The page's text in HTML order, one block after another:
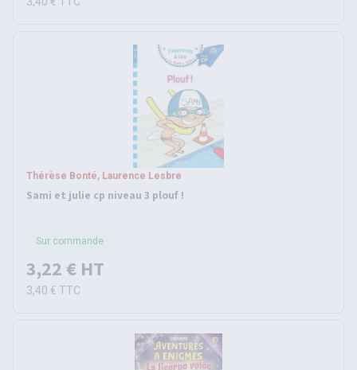
Thérèse Bonté, Laurence Lesbre
Sami et julie cp niveau 3 plouf !
Sur commande
3,22 € HT
3,40 € TTC